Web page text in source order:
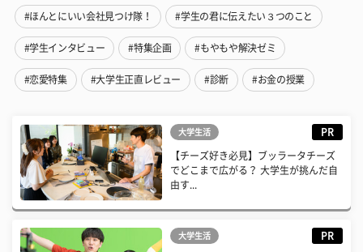
#ほんとにいい会社見つけ隊！ #学生の君に伝えたい３つのこと
#学生インタビュー #特集企画 #もやもや解決ゼミ
#恋愛特集 #大学生正直レビュー #診断 #お金の授業
大学生活 PR
【チーズ好き必見】ブッラータチーズ
でどこまで広がる？ 大学生が挑んだ自
由す...
大学生活 PR